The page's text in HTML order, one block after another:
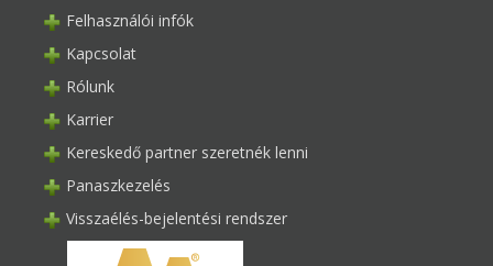
Felhasználói infók
Kapcsolat
Rólunk
Karrier
Kereskedő partner szeretnék lenni
Panaszkezelés
Visszaélés-bejelentési rendszer